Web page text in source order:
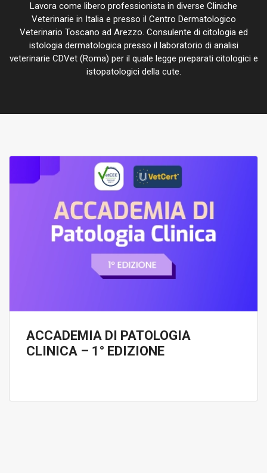
Lavora come libero professionista in diverse Cliniche
Veterinarie in Italia e presso il Centro Dermatologico
Veterinario Toscano ad Arezzo. Consulente di citologia ed
istologia dermatologica presso il laboratorio di analisi
veterinarie CDVet (Roma) per il quale legge preparati citologici e
istopatologici della cute.
ACCADEMIA DI PATOLOGIA
CLINICA – 1° EDIZIONE